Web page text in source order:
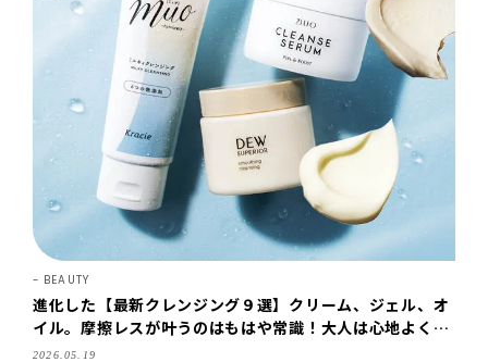
BEAUTY
進化した【最新クレンジング９選】クリーム、ジェル、オ
イル。摩擦レスが叶うのはもはや常識！大人は心地よく使
える好みで選んで
2026.05.19